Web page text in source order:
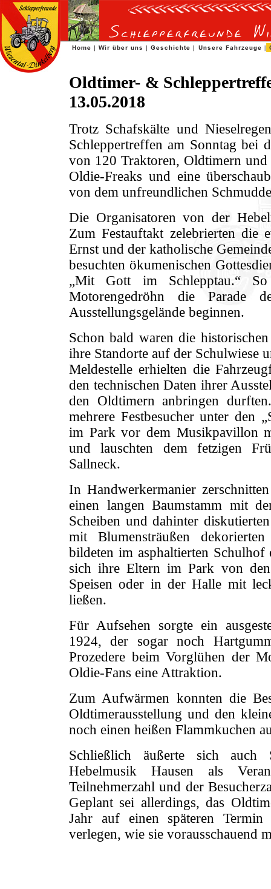
Oldtimer- &
13.05.2018
Trotz Schafskälte und
Schleppertreffen am Sonntag
von 120 Traktoren, Oldtimern
Oldie-Freaks und eine
von dem unfreundlichen
Die Organisatoren von der
Zum Festauftakt zelebrierten die
Ernst und der katholische
besuchten ökumenischen
„Mit Gott im Schlepptau.“
Motorengedröhn die Parade
Ausstellungsgelände beginnen.
Schon bald waren die
ihre Standorte auf der Schulwiese
Meldestelle erhielten die
den technischen Daten ihrer
den Oldtimern anbringen
mehrere Festbesucher unter den
im Park vor dem Musikpavillon
und lauschten dem fetzigen
Sallneck.
In Handwerkermanier
einen langen Baumstamm mit
Scheiben und dahinter
mit Blumensträußen
bildeten im asphaltierten
sich ihre Eltern im Park von
Speisen oder in der Halle mit
ließen.
Für Aufsehen sorgte ein
1924, der sogar noch
Prozedere beim Vorglühen der
Oldie-Fans eine Attraktion.
Zum Aufwärmen konnten die
Oldtimerausstellung und den
noch einen heißen Flammkuchen
Schließlich äußerte sich auch
Hebelmusik Hausen als
Teilnehmerzahl und der
Geplant sei allerdings, das
Jahr auf einen späteren Termin
verlegen, wie sie vorausschauend